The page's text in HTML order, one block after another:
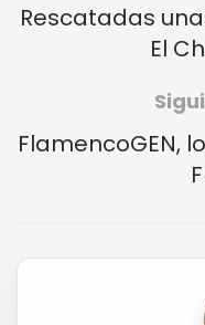
Rescatadas
El
FlamencoGEN,